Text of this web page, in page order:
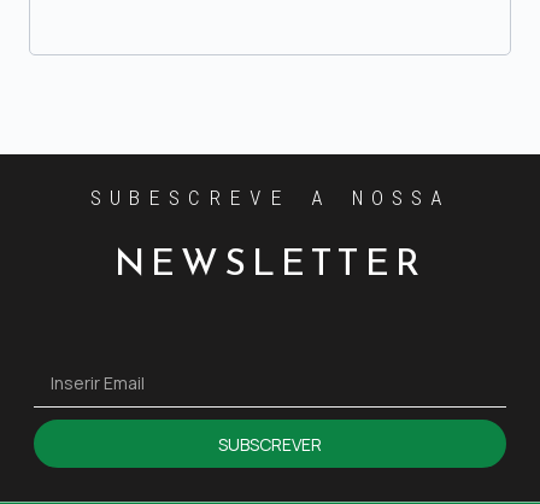
SUBESCREVE A NOSSA
NEWSLETTER
SUBSCREVER